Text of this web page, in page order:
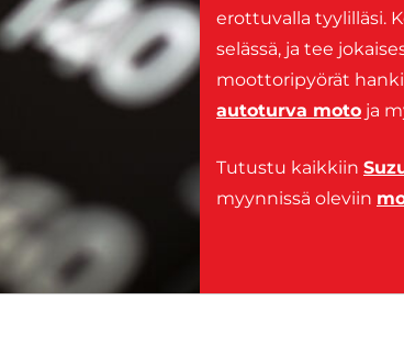
erottuvalla tyylilläsi.
selässä, ja tee
moottoripyörät
autoturva moto ja
Tutustu kaikkiin
myynnissä oleviin